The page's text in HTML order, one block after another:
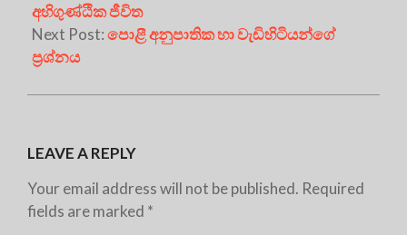
අහිගුණ්ඨික ජීවිත
Next Post:පොළී අනුපාතික හා වැඩිහිටියන්ගේ
ප්‍රශ්නය
LEAVE A REPLY
Your email address will not be published. Required
fields are marked *